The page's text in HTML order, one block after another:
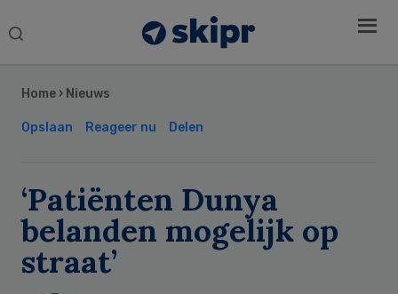
Search
Home › Nieuws
Opslaan Reageer nu Delen
‘Patiënten Dunya
belanden mogelijk op
straat’
Sidebar